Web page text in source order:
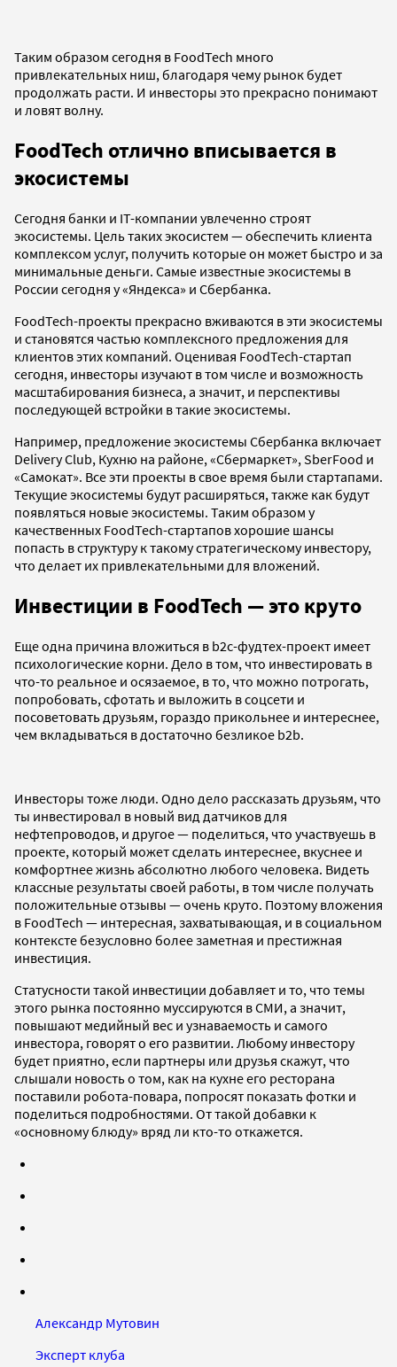
Таким образом сегодня в FoodTech много
привлекательных ниш, благодаря чему рынок будет
продолжать расти. И инвесторы это прекрасно понимают
и ловят волну.
FoodTech отлично вписывается в
экосистемы
Сегодня банки и IT-компании увлеченно строят
экосистемы. Цель таких экосистем — обеспечить клиента
комплексом услуг, получить которые он может быстро и за
минимальные деньги. Самые известные экосистемы в
России сегодня у «Яндекса» и Сбербанка.
FoodTech-проекты прекрасно вживаются в эти экосистемы
и становятся частью комплексного предложения для
клиентов этих компаний. Оценивая FoodTech-стартап
сегодня, инвесторы изучают в том числе и возможность
масштабирования бизнеса, а значит, и перспективы
последующей встройки в такие экосистемы.
Например, предложение экосистемы Сбербанка включает
Delivery Club, Кухню на районе, «Сбермаркет», SberFood и
«Самокат». Все эти проекты в свое время были стартапами.
Текущие экосистемы будут расширяться, также как будут
появляться новые экосистемы. Таким образом у
качественных FoodTech-стартапов хорошие шансы
попасть в структуру к такому стратегическому инвестору,
что делает их привлекательными для вложений.
Инвестиции в FoodTech — это круто
Еще одна причина вложиться в b2c-фудтех-проект имеет
психологические корни. Дело в том, что инвестировать в
что-то реальное и осязаемое, в то, что можно потрогать,
попробовать, сфотать и выложить в соцсети и
посоветовать друзьям, гораздо прикольнее и интереснее,
чем вкладываться в достаточно безликое b2b.
Инвесторы тоже люди. Одно дело рассказать друзьям, что
ты инвестировал в новый вид датчиков для
нефтепроводов, и другое — поделиться, что участвуешь в
проекте, который может сделать интереснее, вкуснее и
комфортнее жизнь абсолютно любого человека. Видеть
классные результаты своей работы, в том числе получать
положительные отзывы — очень круто. Поэтому вложения
в FoodTech — интересная, захватывающая, и в социальном
контексте безусловно более заметная и престижная
инвестиция.
Статусности такой инвестиции добавляет и то, что темы
этого рынка постоянно муссируются в СМИ, а значит,
повышают медийный вес и узнаваемость и самого
инвестора, говорят о его развитии. Любому инвестору
будет приятно, если партнеры или друзья скажут, что
слышали новость о том, как на кухне его ресторана
поставили робота-повара, попросят показать фотки и
поделиться подробностями. От такой добавки к
«основному блюду» вряд ли кто-то откажется.
Александр Мутовин
Эксперт клуба